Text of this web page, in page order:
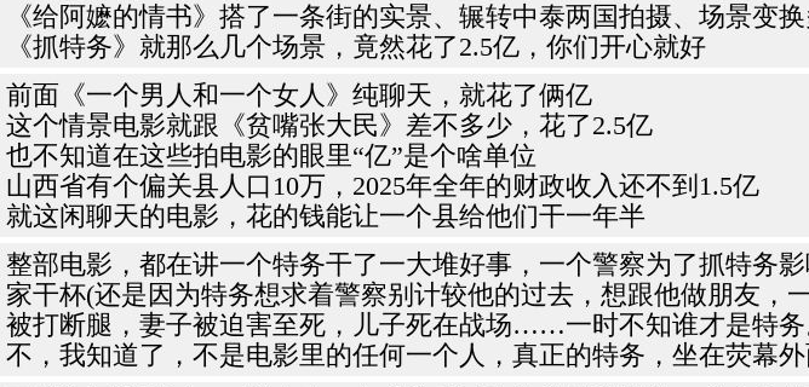
《给阿嬷的情书》搭了一条街的实景、辗转中泰两国拍摄、场景变
《抓特务》就那么几个场景，竟然花了2.5亿，你们开心就好
前面《一个男人和一个女人》纯聊天，就花了俩亿
这个情景电影就跟《贫嘴张大民》差不多少，花了2.5亿
也不知道在这些拍电影的眼里“亿”是个啥单位
山西省有个偏关县人口10万，2025年全年的财政收入还不到1.5亿
就这闲聊天的电影，花的钱能让一个县给他们干一年半
整部电影，都在讲一个特务干了一大堆好事，一个警察为了抓特务
家干杯(还是因为特务想求着警察别计较他的过去，想跟他做朋友
被打断腿，妻子被迫害至死，儿子死在战场……一时不知谁才是特务
不，我知道了，不是电影里的任何一个人，真正的特务，坐在荧幕